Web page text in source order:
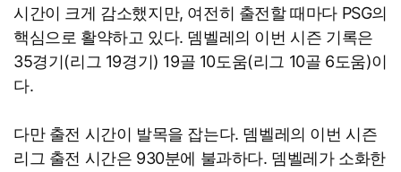
시간이 크게 감소했지만, 여전히 출전할 때마다 PSG의
핵심으로 활약하고 있다. 뎀벨레의 이번 시즌 기록은
35경기(리그 19경기) 19골 10도움(리그 10골 6도움)이
다.
다만 출전 시간이 발목을 잡는다. 뎀벨레의 이번 시즌
리그 출전 시간은 930분에 불과하다. 뎀벨레가 소화한